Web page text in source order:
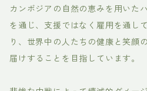
カンボジアの自然の恵みを用いた
を通じ、支援ではなく雇用を通し
り、世界中の人たちの健康と笑顔
届けすることを目指しています。